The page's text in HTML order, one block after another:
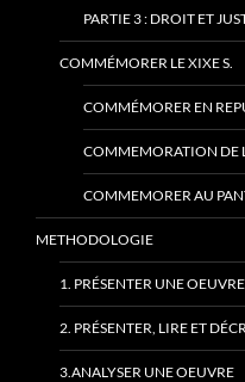
PARTIE 3 : DROIT ET
COMMÉMORER LE XIXE S.
COMMÉMORER EN
COMMEMORATION DE
COMMEMORER AU
METHODOLOGIE
1. PRÉSENTER UNE OEUVRE
2. PRÉSENTER, LIRE ET
3.ANALYSER UNE OEUVRE